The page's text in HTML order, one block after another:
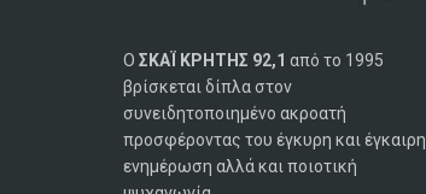
Ο ΣΚΑΪ ΚΡΗΤΗΣ 92,1 από το 1995
βρίσκεται δίπλα στον
συνειδητοποιημένο ακροατή
προσφέροντας του έγκυρη και έγκαιρη
ενημέρωση αλλά και ποιοτική